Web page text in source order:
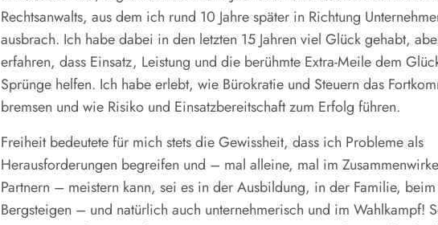
Rechtsanwalts, aus dem ich rund 10 Jahre später in Richtung
ausbrach. Ich habe dabei in den letzten 15 Jahren viel Glück gehabt,
erfahren, dass Einsatz, Leistung und die berühmte Extra-Meile dem
Sprünge helfen. Ich habe erlebt, wie Bürokratie und Steuern das
bremsen und wie Risiko und Einsatzbereitschaft zum Erfolg führen.
Freiheit bedeutete für mich stets die Gewissheit, dass ich Probleme als
Herausforderungen begreifen und – mal alleine, mal im
Partnern – meistern kann, sei es in der Ausbildung, in der Familie,
Bergsteigen – und natürlich auch unternehmerisch und im Wahlkampf!